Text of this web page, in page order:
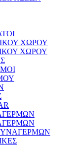
ΧΩΡΟΥ
ΧΩΡΟΥ